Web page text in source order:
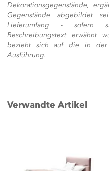
Dekorationsgegenstände,
Gegenstände abgebildet
Lieferumfang - sofern
Beschreibungstext erwähnt
bezieht sich auf die in der
Ausführung.
Verwandte Artikel